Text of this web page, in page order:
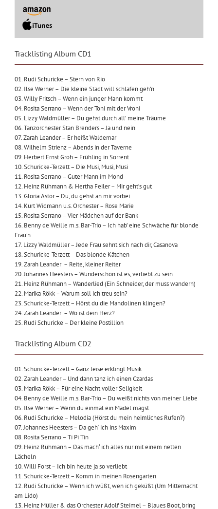
Tracklisting Album CD1
01. Rudi Schuricke – Stern von Rio
02. Ilse Werner – Die kleine Stadt will schlafen geh’n
03. Willy Fritsch – Wenn ein junger Mann kommt
04. Rosita Serrano – Wenn der Toni mit der Vroni
05. Lizzy Waldmüller – Du gehst durch all’ meine Träume
06. Tanzorchester Stan Brenders – Ja und nein
07. Zarah Leander – Er heißt Waldemar
08. Wilhelm Strienz – Abends in der Taverne
09. Herbert Ernst Groh – Frühling in Sorrent
10. Schuricke-Terzett – Die Musi, Musi, Musi
11. Rosita Serrano – Guter Mann im Mond
12. Heinz Rühmann & Hertha Feiler – Mir geht’s gut
13. Gloria Astor – Du, du gehst an mir vorbei
14. Kurt Widmann u.s. Orchester – Rose Marie
15. Rosita Serrano – Vier Mädchen auf der Bank
16. Benny de Weille m.s. Bar-Trio – Ich hab’ eine Schwäche für blonde
Frau’n
17. Lizzy Waldmüller – Jede Frau sehnt sich nach dir, Casanova
18. Schuricke-Terzett – Das blonde Kätchen
19. Zarah Leander – Reite, kleiner Reiter
20. Johannes Heesters – Wunderschön ist es, verliebt zu sein
21. Heinz Rühmann – Wanderlied (Ein Schneider, der muss wandern)
22. Marika Rökk – Warum soll ich treu sein?
23. Schuricke-Terzett – Hörst du die Mandolinen klingen?
24. Zarah Leander – Wo ist dein Herz?
25. Rudi Schuricke – Der kleine Postillion
Tracklisting Album CD2
01. Schuricke-Terzett – Ganz leise erklingt Musik
02. Zarah Leander – Und dann tanz ich einen Czardas
03. Marika Rökk – Für eine Nacht voller Seligkeit
04. Benny de Weille m.s. Bar-Trio – Du weißt nichts von meiner Liebe
05. Ilse Werner – Wenn du einmal ein Mädel magst
06. Rudi Schuricke – Melodia (Hörst du mein heimliches Rufen?)
07. Johannes Heesters – Da geh‘ ich ins Maxim
08. Rosita Serrano – Ti Pi Tin
09. Heinz Rühmann – Das mach‘ ich alles nur mit einem netten
Lächeln
10. Willi Forst – Ich bin heute ja so verliebt
11. Schuricke-Terzett – Komm in meinen Rosengarten
12. Rudi Schuricke – Wenn ich wüßt, wen ich geküßt (Um Mitternacht
am Lido)
13. Heinz Müller & das Orchester Adolf Steimel – Blaues Boot, bring